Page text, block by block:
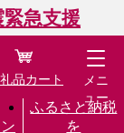
緊急支援
ふるさと納税
を
品カート
メニ
ュー